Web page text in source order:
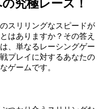
究極レース！
スリリングなスピードが
はありますか？その答え
、単なるレーシングゲー
プレイに対するあなたの
ゲームです。